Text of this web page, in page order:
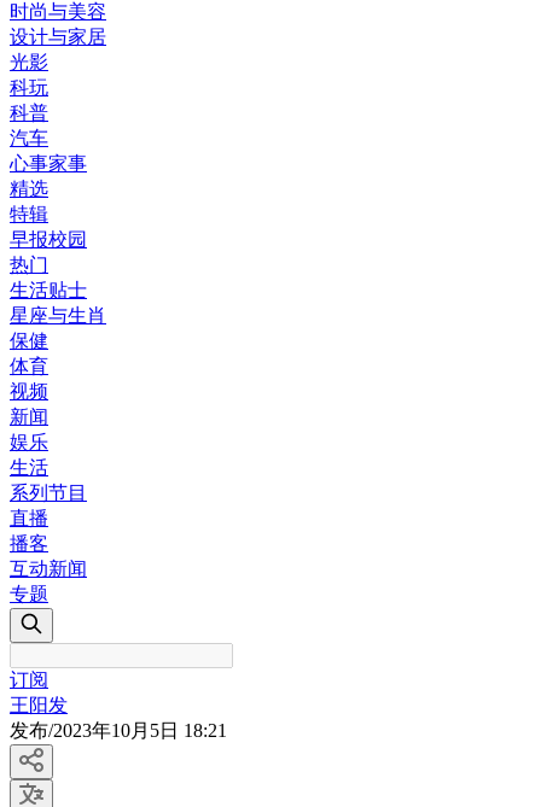
时尚与美容
设计与家居
光影
科玩
科普
汽车
心事家事
精选
特辑
早报校园
热门
生活贴士
星座与生肖
保健
体育
视频
新闻
娱乐
生活
系列节目
直播
播客
互动新闻
专题
订阅
王阳发
发布/2023年10月5日 18:21